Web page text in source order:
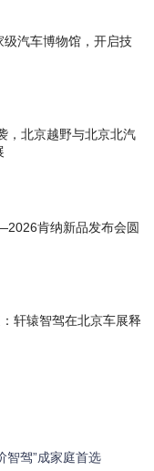
汽车博物馆，开启技
，北京越野与北京北汽
肯纳新品发布会圆
轩辕智驾在北京车展释
智驾”成家庭首选